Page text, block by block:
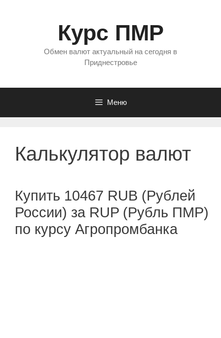
Курс ПМР
Обмен валют актуальный на сегодня в
Приднестровье
Меню
Калькулятор валют
Купить 10467 RUB (Рублей
России) за RUP (Рубль ПМР)
по курсу Агропромбанка